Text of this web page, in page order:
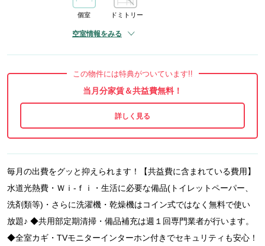
個室 ドミトリー
空室情報をみる
この物件には特典がついています!!
当月分家賃＆共益費無料！
毎月の出費をグッと抑えられます！【共益費に含まれている費用】
水道光熱費・Ｗｉ-ｆｉ・生活に必要な備品(トイレットペーパー、
洗剤類等)・さらに洗濯機・乾燥機はコイン式ではなく無料で使い
放題♪ ◆共用部定期清掃・備品補充は週１回専門業者が行います。
◆全室カギ・TVモニターインターホン付きでセキュリティも安心！